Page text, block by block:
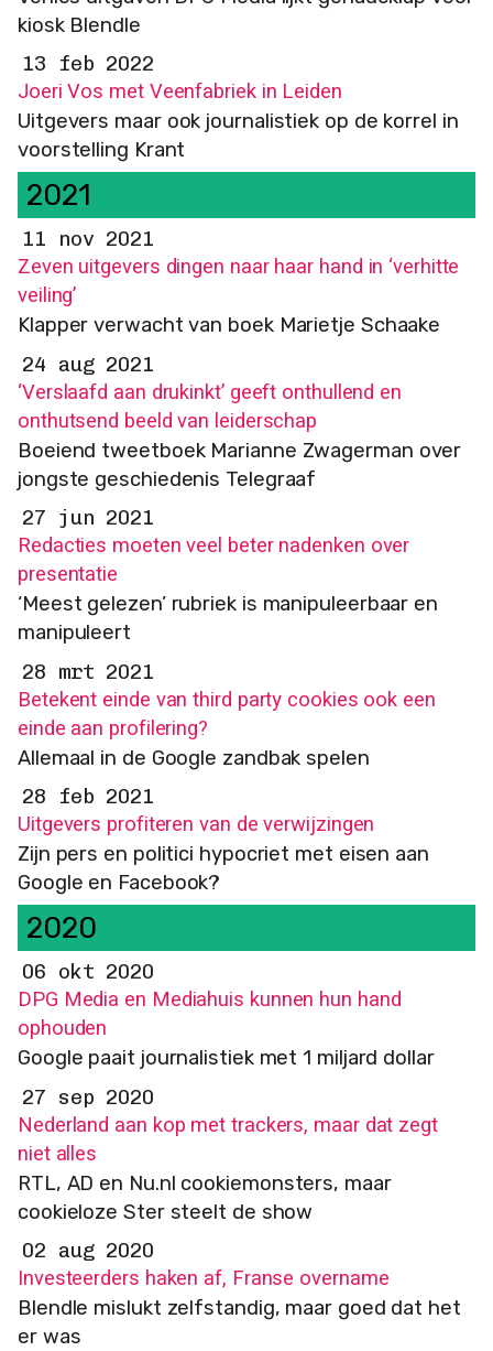
kiosk Blendle
13 feb 2022
Joeri Vos met Veenfabriek in Leiden
Uitgevers maar ook journalistiek op de korrel in
voorstelling Krant
2021
11 nov 2021
Zeven uitgevers dingen naar haar hand in ‘verhitte
veiling’
Klapper verwacht van boek Marietje Schaake
24 aug 2021
‘Verslaafd aan drukinkt’ geeft onthullend en
onthutsend beeld van leiderschap
Boeiend tweetboek Marianne Zwagerman over
jongste geschiedenis Telegraaf
27 jun 2021
Redacties moeten veel beter nadenken over
presentatie
‘Meest gelezen’ rubriek is manipuleerbaar en
manipuleert
28 mrt 2021
Betekent einde van third party cookies ook een
einde aan profilering?
Allemaal in de Google zandbak spelen
28 feb 2021
Uitgevers profiteren van de verwijzingen
Zijn pers en politici hypocriet met eisen aan
Google en Facebook?
2020
06 okt 2020
DPG Media en Mediahuis kunnen hun hand
ophouden
Google paait journalistiek met 1 miljard dollar
27 sep 2020
Nederland aan kop met trackers, maar dat zegt
niet alles
RTL, AD en Nu.nl cookiemonsters, maar
cookieloze Ster steelt de show
02 aug 2020
Investeerders haken af, Franse overname
Blendle mislukt zelfstandig, maar goed dat het
er was